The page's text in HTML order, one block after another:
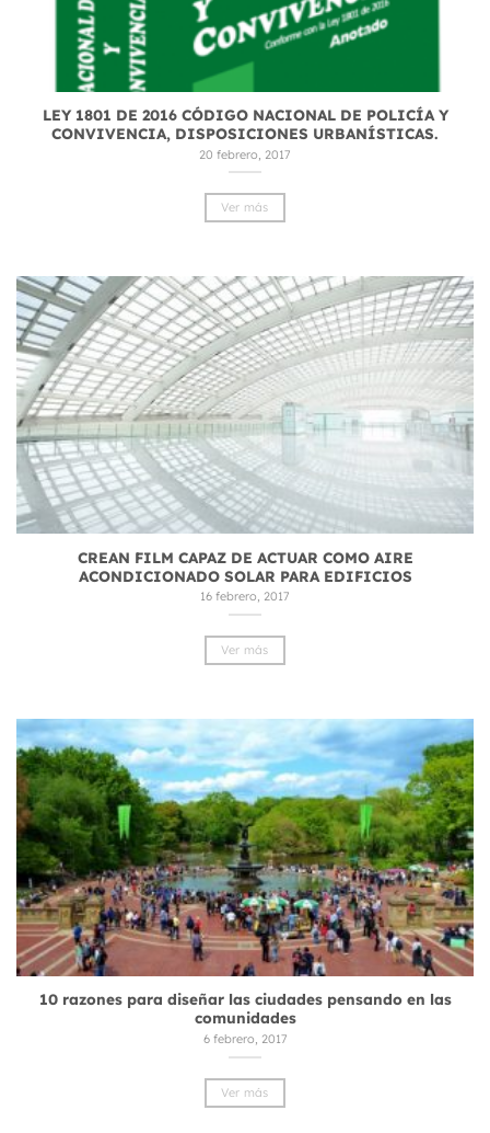
LEY 1801 DE 2016 CÓDIGO NACIONAL DE POLICÍA Y
CONVIVENCIA, DISPOSICIONES URBANÍSTICAS.
20 febrero, 2017
Ver más
CREAN FILM CAPAZ DE ACTUAR COMO AIRE
ACONDICIONADO SOLAR PARA EDIFICIOS
16 febrero, 2017
Ver más
10 razones para diseñar las ciudades pensando en las
comunidades
6 febrero, 2017
Ver más